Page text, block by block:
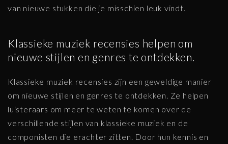
van nieuwe stukken die je misschien leuk vindt.
Klassieke muziek recensies helpen om
nieuwe stijlen en genres te ontdekken.
Klassieke muziek recensies zijn een geweldige manier
om nieuwe stijlen en genres te ontdekken. Ze helpen
luisteraars om meer te weten te komen over de
verschillende stijlen van klassieke muziek en de
componisten die erachter zitten. Door hun kennis en